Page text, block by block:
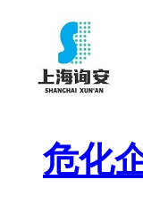
危化